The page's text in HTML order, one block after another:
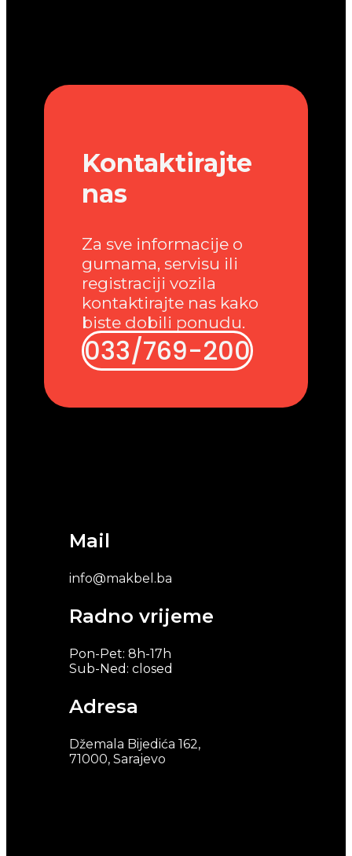
Mail
info@makbel.ba
Radno vrijeme
Pon-Pet: 8h-17h
Sub-Ned: closed
Adresa
Džemala Bijedića 162,
71000, Sarajevo
Kontaktirajte
nas
Za sve informacije o
gumama, servisu ili
registraciji vozila
kontaktirajte nas kako
biste dobili ponudu.
033/769-200